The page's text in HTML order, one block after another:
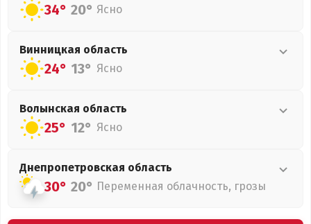
34° 20° Ясно
Винницкая область
24° 13° Ясно
Волынская область
25° 12° Ясно
Днепропетровская область
30° 20° Переменная облачность, грозы